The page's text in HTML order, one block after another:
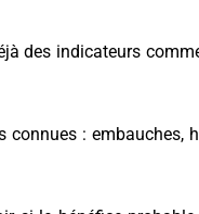
des indicateurs
connues : embauches,